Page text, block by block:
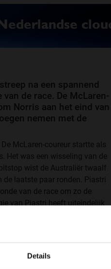
Details
na een spannend
de race. De McLaren-
Norris aan het eind van
nemen met de
McLaren-coureur startte als
Het was een wisseling van de
wist de Australiër twaalf
laatste paar ronden. Piastri
van de race om zo de
van Piastri heeft uiteindelijk
moest inhalen op de baan
een paar dingen
deze race verkeerd